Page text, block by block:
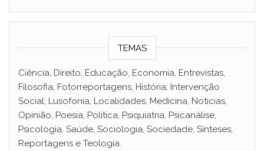
TEMAS
Ciência, Direito, Educação, Economia, Entrevistas,
Filosofia, Fotorreportagens, História, Intervenção
Social, Lusofonia, Localidades, Medicina, Noticias,
Opinião, Poesia, Politica, Psiquiatria, Psicanálise,
Psicologia, Saúde, Sociologia, Sociedade, Sínteses,
Reportagens e Teologia.